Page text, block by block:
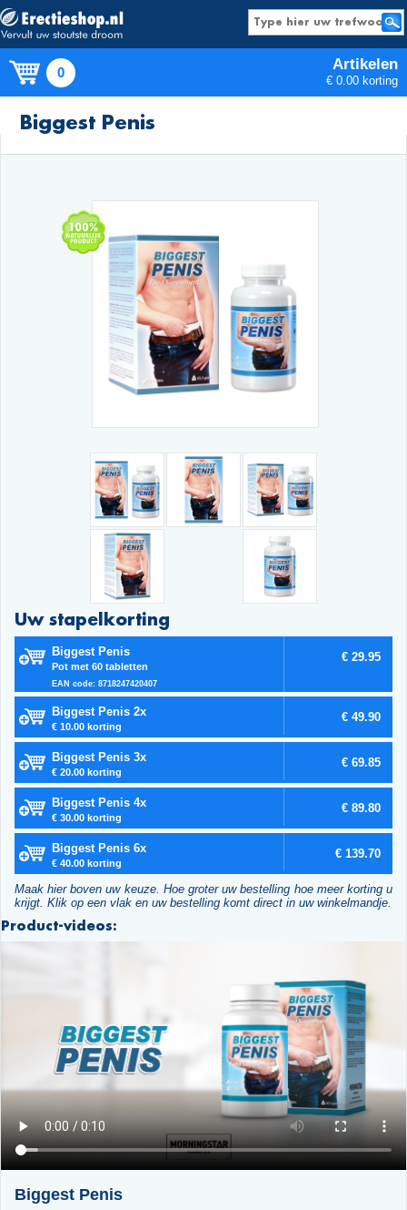
0 Artikelen
€ 0.00 korting
Biggest Penis
Uw stapelkorting
Biggest Penis
Pot met 60 tabletten
EAN code: 8718247420407
€ 29.95
Biggest Penis 2x
€ 10.00 korting
€ 49.90
Biggest Penis 3x
€ 20.00 korting
€ 69.85
Biggest Penis 4x
€ 30.00 korting
€ 89.80
Biggest Penis 6x
€ 40.00 korting
€ 139.70
Maak hier boven uw keuze. Hoe groter uw bestelling hoe meer korting u
krijgt. Klik op een vlak en uw bestelling komt direct in uw winkelmandje.
Product-videos:
Biggest Penis